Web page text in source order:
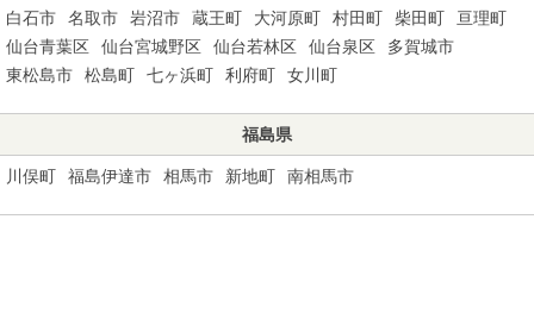
白石市
名取市 岩沼市 蔵王町 大河原町 村田町 柴田町
亘理町
仙台青葉区
仙台宮城野区 仙台若林区 仙台泉区
多賀城市
東松島市
松島町 七ヶ浜町 利府町 女川町
福島県
川俣町 福島伊達市 相馬市 新地町 南相馬市